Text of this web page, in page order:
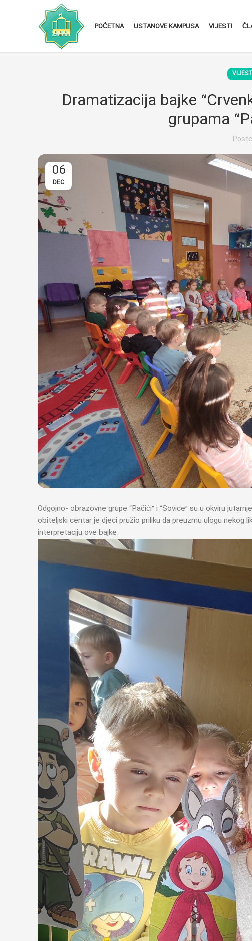
POČETNA USTANOVE KAMPUSA VIJESTI
Dramatizacija bajke
grupama
06
DEC
Odgojno- obrazovne grupe “Pačići” i “Sovice” su u okviru
obiteljski centar je djeci pružio priliku da preuzmu ulogu nekog
interpretaciju ove bajke.